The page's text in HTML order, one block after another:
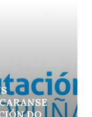
DO